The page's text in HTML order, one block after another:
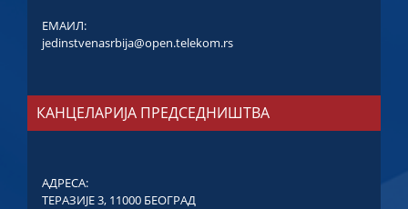
ЕМАИЛ:
jedinstvenasrbija@open.telekom.rs
КАНЦЕЛАРИЈА ПРЕДСЕДНИШТВА
АДРЕСА:
ТЕРАЗИЈЕ 3, 11000 БЕОГРАД